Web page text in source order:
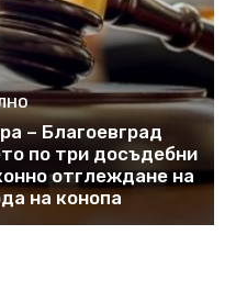
– Благоевград
по три досъдебни
отглеждане на
на конопа